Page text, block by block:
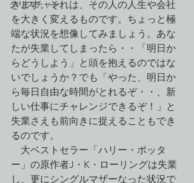
クリスチャン
きます。それは、その人の人生や会社
を大きく変えるものです。ちょっと極
端な状況を想像してみましょう。あな
たが失業してしまったら・・「明日か
らどうしよう」と頭を抱えるのではな
いでしょうか？でも「やった、明日か
ら毎日自由な時間がとれるぞ・・、新
しい仕事にチャレンジできるぞ！」と
失業さえも前向きに捉えることもでき
るのです。
大ベストセラー「ハリー・ポッタ
ー」の原作者J・K・ローリングは失業
し、更にシングルマザーなった状況で